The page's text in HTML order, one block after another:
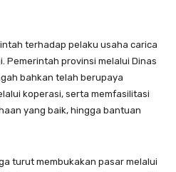
terhadap pelaku usaha carica
Pemerintah provinsi melalui Dinas
bahkan telah berupaya
koperasi, serta memfasilitasi
yang baik, hingga bantuan
turut membukakan pasar melalui